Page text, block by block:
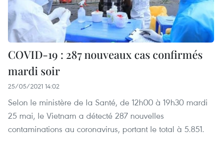
COVID-19 : 287 nouveaux cas confirmés
mardi soir
25/05/2021 14:02
Selon le ministère de la Santé, de 12h00 à 19h30 mardi
25 mai, le Vietnam a détecté 287 nouvelles
contaminations au coronavirus, portant le total à 5.851.